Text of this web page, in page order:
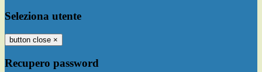
Seleziona utente
button close ×
Recupero password